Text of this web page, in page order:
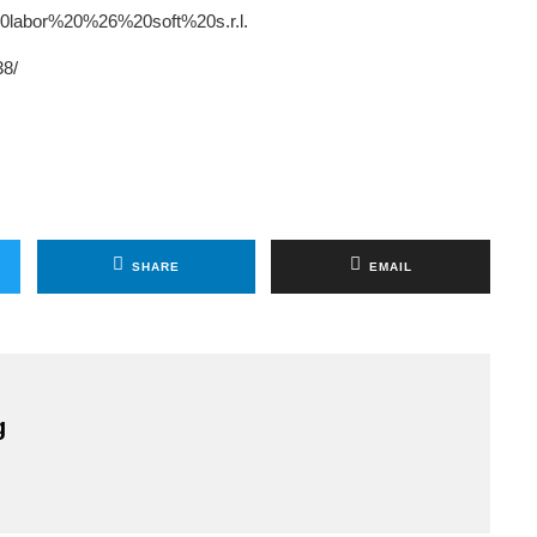
SHARE EMAIL